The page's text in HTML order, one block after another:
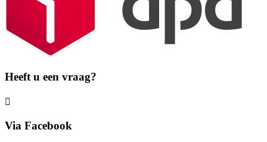
Heeft u een vraag?
Via Facebook